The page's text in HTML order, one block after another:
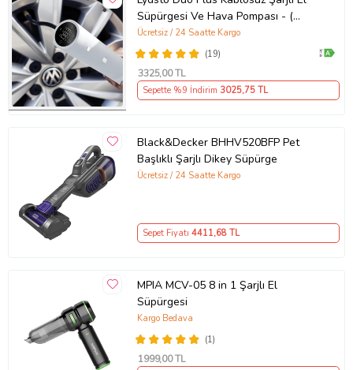
Süpürgesi Ve Hava Pompası - (
Lydsto Türkiye Garantili )
(19)
Ücretsiz / 24 Saatte Kargo
3325,00 TL
Sepette %9 İndirim 3025,75 TL
Black&Decker BHHV520BFP Pet
Başlıklı Şarjlı Dikey Süpürge
Ücretsiz / 24 Saatte Kargo
Sepet Fiyatı 4411,68 TL
MPIA MCV-05 8 in 1 Şarjlı El
Süpürgesi
(1)
Kargo Bedava
1999,00 TL